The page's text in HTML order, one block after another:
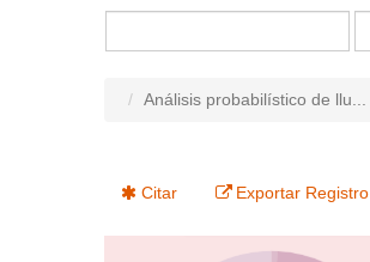
Análisis probabilístico de llu...
Citar Exportar Registro